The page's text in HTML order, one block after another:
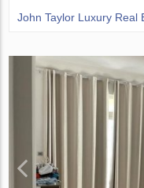
John Taylor Luxury Real